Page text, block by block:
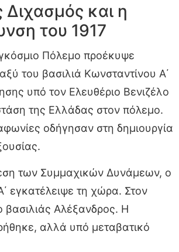
Διχασμός και η
του 1917
Πόλεμο προέκυψε
του βασιλιά Κωνσταντίνου Α΄
υπό τον Ελευθέριο Βενιζέλο
της Ελλάδας στον πόλεμο.
οδήγησαν στη δημιουργία
των Συμμαχικών Δυνάμεων, ο
εγκατέλειψε τη χώρα. Στον
βασιλιάς Αλέξανδρος. Η
αλλά υπό μεταβατικό